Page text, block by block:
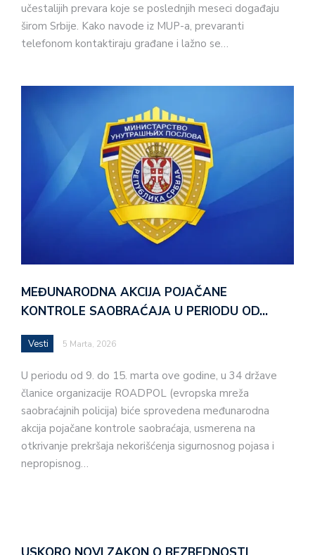
učestalijih prevara koje se poslednjih meseci događaju
širom Srbije. Kako navode iz MUP-a, prevaranti
telefonom kontaktiraju građane i lažno se…
MEĐUNARODNA AKCIJA POJAČANE
KONTROLE SAOBRAĆAJA U PERIODU OD…
Vesti 5 Marta, 2026
U periodu od 9. do 15. marta ove godine, u 34 države
članice organizacije ROADPOL (evropska mreža
saobraćajnih policija) biće sprovedena međunarodna
akcija pojačane kontrole saobraćaja, usmerena na
otkrivanje prekršaja nekorišćenja sigurnosnog pojasa i
nepropisnog…